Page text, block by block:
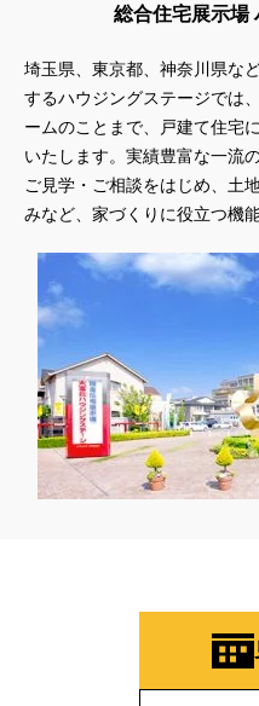
総合住宅展示場
埼玉県、東京都、神奈川県な
するハウジングステージでは
ームのことまで、戸建て住宅
いたします。実績豊富な一流
ご見学・ご相談をはじめ、土
みなど、家づくりに役立つ機能